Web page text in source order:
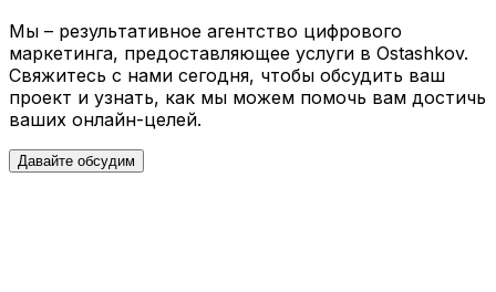
Мы – результативное агентство цифрового
маркетинга, предоставляющее услуги в Ostashkov.
Свяжитесь с нами сегодня, чтобы обсудить ваш
проект и узнать, как мы можем помочь вам достичь
ваших онлайн-целей.
Давайте обсудим